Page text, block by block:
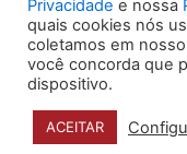
Segurança da
informação
Privacidade e nossa
quais cookies nós
coletamos em
você concorda que
dispositivo.
ACEITAR